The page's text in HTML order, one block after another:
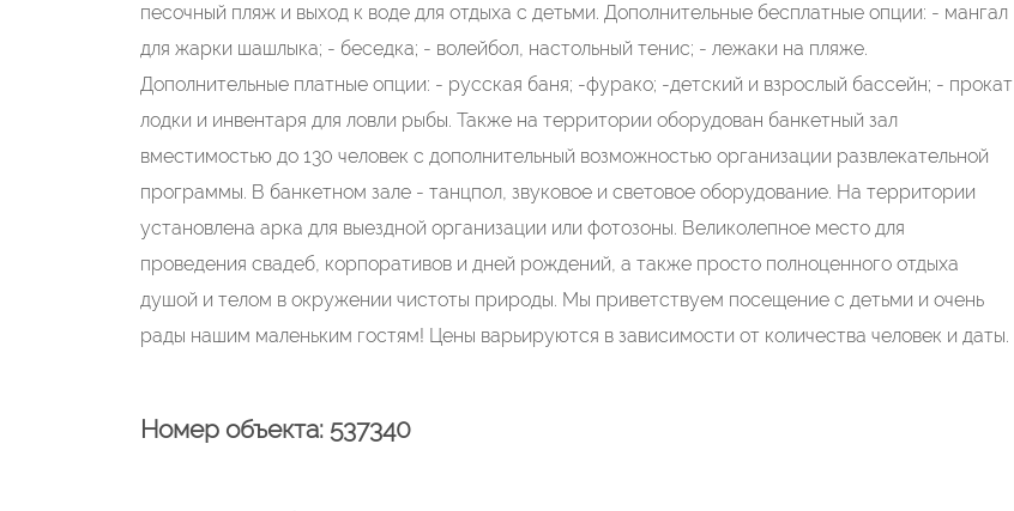
песочный пляж и выход к воде для отдыха с детьми. Дополнительные бесплатные опции: - мангал
для жарки шашлыка; - беседка; - волейбол, настольный тенис; - лежаки на пляже.
Дополнительные платные опции: - русская баня; -фурако; -детский и взрослый бассейн; - прокат
лодки и инвентаря для ловли рыбы. Также на территории оборудован банкетный зал
вместимостью до 130 человек с дополнительный возможностью организации развлекательной
программы. В банкетном зале - танцпол, звуковое и световое оборудование. На территории
установлена арка для выездной организации или фотозоны. Великолепное место для
проведения свадеб, корпоративов и дней рождений, а также просто полноценного отдыха
душой и телом в окружении чистоты природы. Мы приветствуем посещение с детьми и очень
рады нашим маленьким гостям! Цены варьируются в зависимости от количества человек и даты.
Номер объекта: 537340